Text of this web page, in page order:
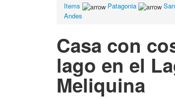
Items Patagonia
Andes
Casa con
lago en el
Meliquina